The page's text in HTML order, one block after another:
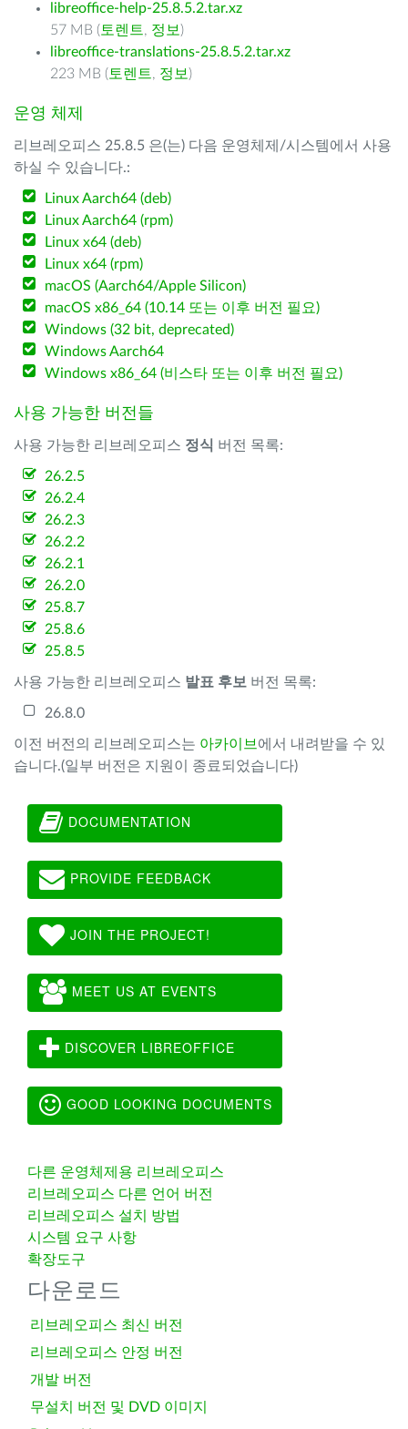
libreoffice-help-25.8.5.2.tar.xz
57 MB ( 토렌트, 정보 )
libreoffice-translations-25.8.5.2.tar.xz
223 MB ( 토렌트, 정보 )
운영 체제
리브레오피스 25.8.5 은(는) 다음 운영체제/시스템에서 사용
하실 수 있습니다.:
Linux Aarch64 (deb)
Linux Aarch64 (rpm)
Linux x64 (deb)
Linux x64 (rpm)
macOS (Aarch64/Apple Silicon)
macOS x86_64 (10.14 또는 이후 버전 필요)
Windows (32 bit, deprecated)
Windows Aarch64
Windows x86_64 (비스타 또는 이후 버전 필요)
사용 가능한 버전들
사용 가능한 리브레오피스 정식 버전 목록:
26.2.5
26.2.4
26.2.3
26.2.2
26.2.1
26.2.0
25.8.7
25.8.6
25.8.5
사용 가능한 리브레오피스 발표 후보 버전 목록:
26.8.0
이전 버전의 리브레오피스는 아카이브 에서 내려받을 수 있
습니다.(일부 버전은 지원이 종료되었습니다)
DOCUMENTATION
PROVIDE FEEDBACK
JOIN THE PROJECT!
MEET US AT EVENTS
DISCOVER LIBREOFFICE
GOOD LOOKING DOCUMENTS
다른 운영체제용 리브레오피스
리브레오피스 다른 언어 버전
리브레오피스 설치 방법
시스템 요구 사항
확장도구
다운로드
리브레오피스 최신 버전
리브레오피스 안정 버전
개발 버전
무설치 버전 및 DVD 이미지